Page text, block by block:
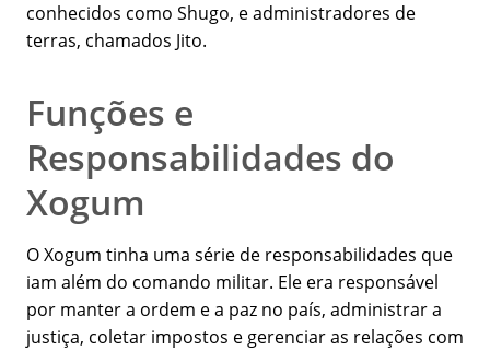
conhecidos como Shugo, e administradores de
terras, chamados Jito.
Funções e
Responsabilidades do
Xogum
O Xogum tinha uma série de responsabilidades que
iam além do comando militar. Ele era responsável
por manter a ordem e a paz no país, administrar a
justiça, coletar impostos e gerenciar as relações com